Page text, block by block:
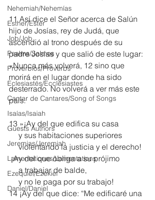
Nehemiah/Nehemías
Esther/Ester
Job/Job
Psalms/Salmos
Proverbios/Proverbs
Eclesiastés/Ecclesiastes
Cantar de Cantares/Song of Songs
Isaías/Isaiah
Guests Authors
Jeremias/Jeremiah
Lamentationes/Lamentations
Ezequiel/Ezekiel
Daniel/Daniel
11 Así dice el Señor acerca de Salún
hijo de Josías, rey de Judá, que
ascendió al trono después de su
padre Josías y que salió de este lugar:
«Nunca más volverá, 12 sino que
morirá en el lugar donde ha sido
desterrado. No volverá a ver más este
país.
13 »¡Ay del que edifica su casa
     y sus habitaciones superiores
     violentando la justicia y el derecho!
¡Ay del que obliga a su prójimo
     a trabajar de balde,
     y no le paga por su trabajo!
14 ¡Ay del que dice: “Me edificaré una